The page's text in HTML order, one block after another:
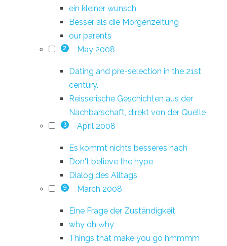
ein kleiner wunsch
Besser als die Morgenzeitung
our parents
2 May 2008
Dating and pre-selection in the 21st
century.
Reisserische Geschichten aus der
Nachbarschaft, direkt von der Quelle
3 April 2008
Es kommt nichts besseres nach
Don't believe the hype
Dialog des Alltags
9 March 2008
Eine Frage der Zuständigkeit
why oh why
Things that make you go hmmmm